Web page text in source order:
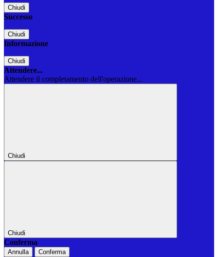
Chiudi
Successo
Chiudi
Informazione
Chiudi
Attendere...
Attendere il completamento dell'operazione...
Chiudi
Chiudi
Conferma
Annulla Conferma